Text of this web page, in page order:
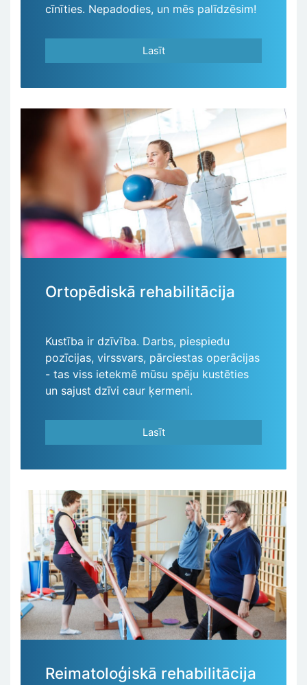
cīnīties. Nepadodies, un mēs palīdzēsim!
Lasīt
Ortopēdiskā rehabilitācija
Kustība ir dzīvība. Darbs, piespiedu
pozīcijas, virssvars, pārciestas operācijas
- tas viss ietekmē mūsu spēju kustēties
un sajust dzīvi caur ķermeni.
Lasīt
Reimatoloģiskā rehabilitācija